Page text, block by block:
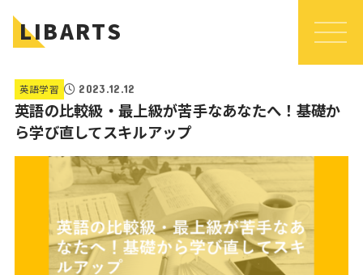
LIBARTS
英語学習 2023.12.12
英語の比較級・最上級が苦手なあなたへ！基礎か
ら学び直してスキルアップ